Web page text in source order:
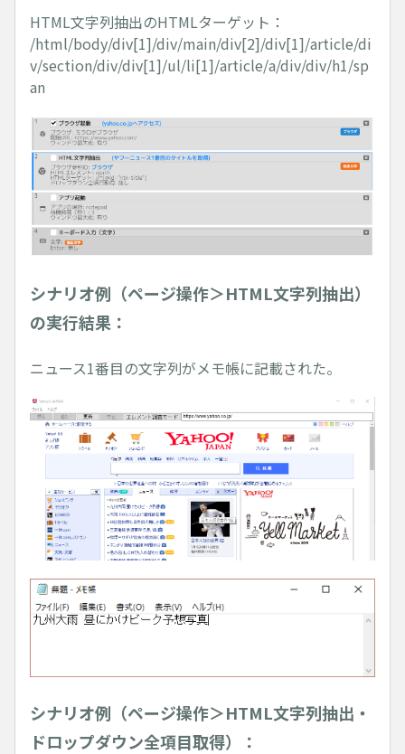
HTML文字列抽出のHTMLターゲット：
/html/body/div[1]/div/main/div[2]/div[1]/article/di
v/section/div/div[1]/ul/li[1]/article/a/div/div/h1/sp
an
シナリオ例（ページ操作＞HTML文字列抽出）
の実行結果：
ニュース1番目の文字列がメモ帳に記載された。
シナリオ例（ページ操作＞HTML文字列抽出・
ドロップダウン全項目取得）：